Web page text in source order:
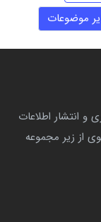
موضوعات
هدف جمع آوری و انتشار اطلاعات
از زیر مجموعه